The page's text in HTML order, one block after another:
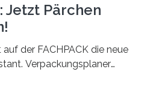
Jetzt Pärchen
der FACHPACK die neue
Verpackungsplaner
und in der Zulieferindustrie.